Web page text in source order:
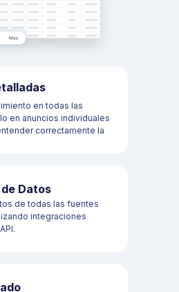
en todas las
en anuncios individuales
correctamente la
Datos
de todas las fuentes
integraciones